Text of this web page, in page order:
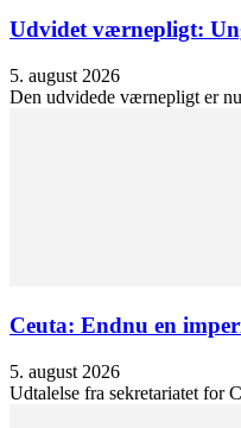
Udvidet værnepligt:
5. august 2026
Den udvidede værnepligt er
Ceuta: Endnu en
5. august 2026
Udtalelse fra sekretariatet for